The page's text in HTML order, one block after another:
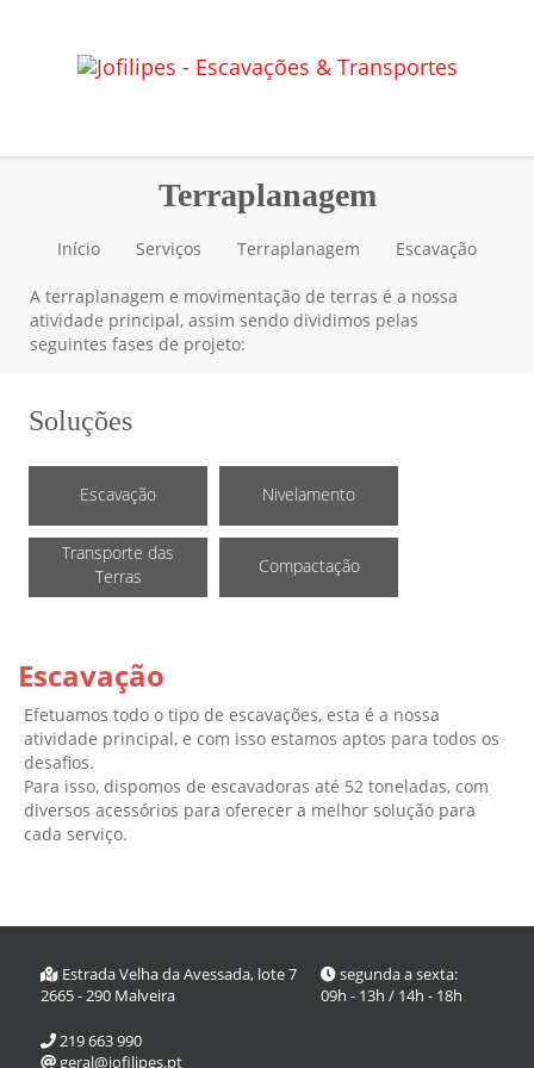
Terraplanagem
Início Serviços Terraplanagem Escavação
A terraplanagem e movimentação de terras é a nossa
atividade principal, assim sendo dividimos pelas
seguintes fases de projeto:
Escavação
Efetuamos todo o tipo de escavações, esta é a nossa
atividade principal, e com isso estamos aptos para todos os
desafios.
Para isso, dispomos de escavadoras até 52 toneladas, com
diversos acessórios para oferecer a melhor solução para
cada serviço.
Soluções
Escavação Nivelamento
Transporte das
Terras
Compactação
Estrada Velha da Avessada, lote 7
2665 - 290 Malveira
segunda a sexta:
09h - 13h / 14h - 18h
219 663 990
geral@jofilipes.pt